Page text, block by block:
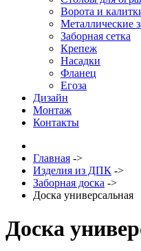
Ворота и
Металлические
Заборная сетка
Крепеж
Насадки
Фланец
Егоза
Дизайн
Монтаж
Контакты
Главная ->
Изделия из ДПК ->
Заборная доска ->
Доска универсальная
Доска